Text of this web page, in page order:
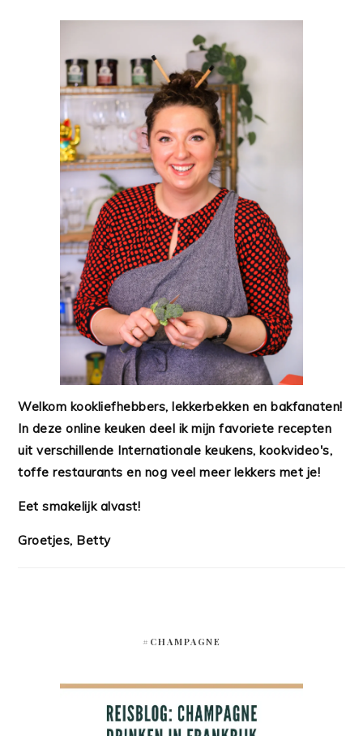
Welkom kookliefhebbers, lekkerbekken en bakfanaten!
In deze online keuken deel ik mijn favoriete recepten
uit verschillende Internationale keukens, kookvideo's,
toffe restaurants en nog veel meer lekkers met je!
Eet smakelijk alvast!
Groetjes, Betty
#CHAMPAGNE